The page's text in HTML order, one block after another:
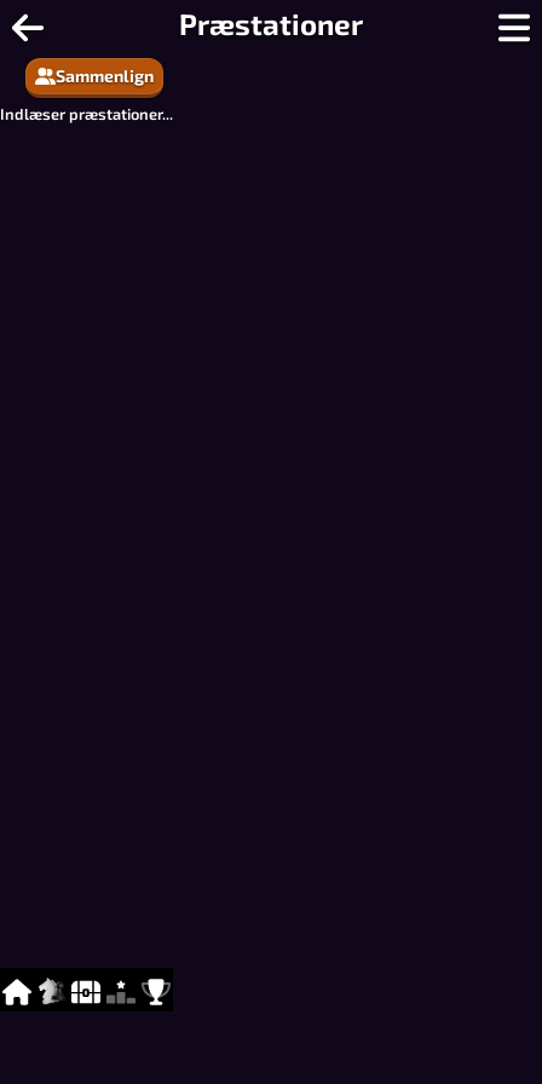
Præstationer
Skak Online - Gratis 2-spiller skak
Sammenlign
Indlæser præstationer...